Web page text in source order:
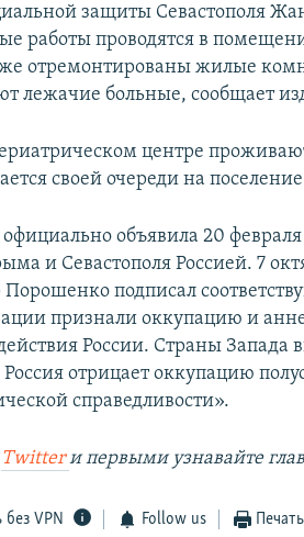
защиты Севастополя
работы проводятся в
отремонтированы жилые
лежачие больные, сообщает
центре
своей очереди на
объявила 20
и Севастополя Россией. 7
подписал
признали оккупацию и
России. Страны Запада
отрицает оккупацию
справедливости».
Twitterи первыми узнавайте
без VPN Follow us Печать